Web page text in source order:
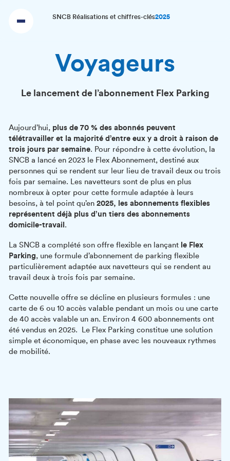
SNCB Réalisations et chiffres-clés2025
Voyageurs
Le lancement de l’abonnement Flex Parking
Aujourd’hui, plus de 70 % des abonnés peuvent
télétravailler et la majorité d’entre eux y a droit à raison de
trois jours par semaine. Pour répondre à cette évolution, la
SNCB a lancé en 2023 le Flex Abonnement, destiné aux
personnes qui se rendent sur leur lieu de travail deux ou trois
fois par semaine. Les navetteurs sont de plus en plus
nombreux à opter pour cette formule adaptée à leurs
besoins, à tel point qu’en 2025, les abonnements flexibles
représentent déjà plus d’un tiers des abonnements
domicile-travail .
La SNCB a complété son offre flexible en lançant le Flex
Parking, une formule d’abonnement de parking flexible
particulièrement adaptée aux navetteurs qui se rendent au
travail deux à trois fois par semaine.
Cette nouvelle offre se décline en plusieurs formules : une
carte de 6 ou 10 accès valable pendant un mois ou une carte
de 40 accès valable un an. Environ 4 600 abonnements ont
été vendus en 2025. Le Flex Parking constitue une solution
simple et économique, en phase avec les nouveaux rythmes
de mobilité.